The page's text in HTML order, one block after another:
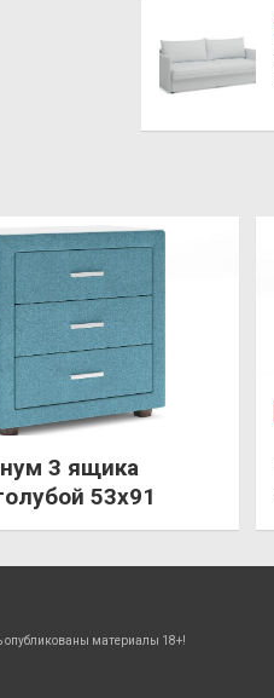
3 ящика
53х91
опубликованы материалы 18+!